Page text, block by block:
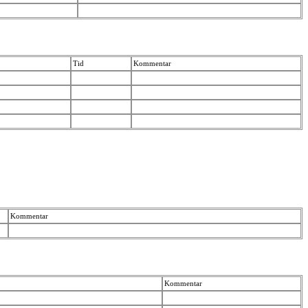
Tid Kommentar
Kommentar
Kommentar